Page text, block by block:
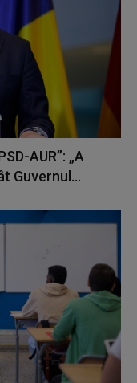
AUR”: „A
Guvernul...